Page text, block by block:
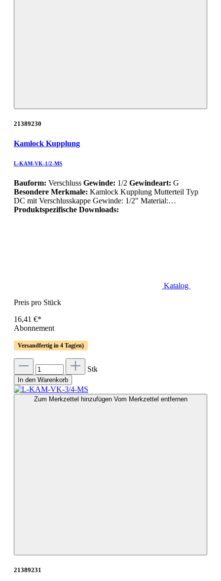
21389230
Kamlock Kupplung
L-KAM-VK-1/2-MS
Bauform: Verschluss Gewinde: 1/2 Gewindeart: G
Besondere Merkmale: Kamlock Kupplung Mutterteil Typ
DC mit Verschlusskappe Gewinde: 1/2" Material:…
Produktspezifische Downloads:
Katalog
Preis pro Stück
16,41 €*
Abonnement
Versandfertig in 4 Tag(en)
Stk
In den Warenkorb
Zum Merkzettel hinzufügen Vom Merkzettel entfernen
21389231